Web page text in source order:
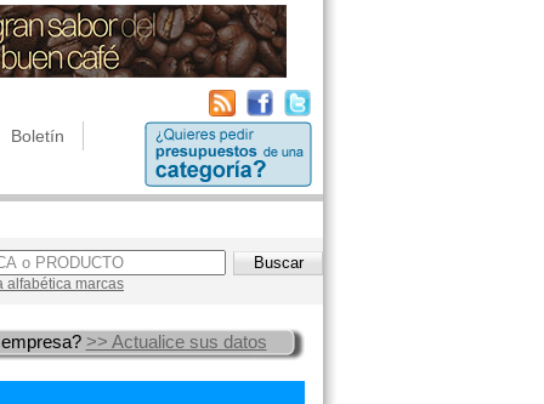
Boletín
alfabética marcas
>> Actualice sus datos